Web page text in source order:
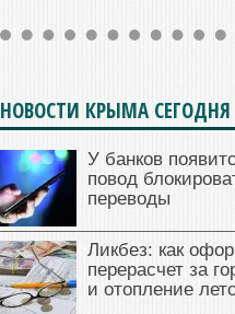
НОВОСТИ КРЫМА СЕГОДНЯ
У банков
повод
переводы
Ликбез: как
перерасчет за
и отопление